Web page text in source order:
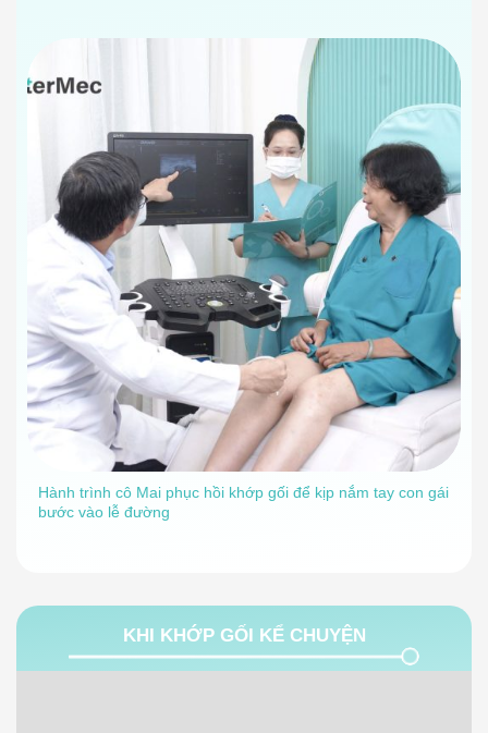
Hành trình cô Mai phục hồi khớp gối để kịp nắm tay con gái
bước vào lễ đường
KHI KHỚP GỐI KỂ CHUYỆN